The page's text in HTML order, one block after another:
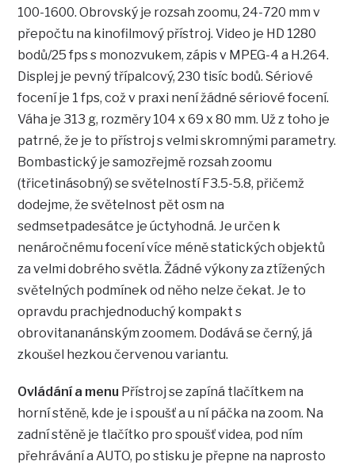
100-1600. Obrovský je rozsah zoomu, 24-720 mm v
přepočtu na kinofilmový přístroj. Video je HD 1280
bodů/25 fps s monozvukem, zápis v MPEG-4 a H.264.
Displej je pevný třípalcový, 230 tisíc bodů. Sériové
focení je 1 fps, což v praxi není žádné sériové focení.
Váha je 313 g, rozměry 104 x 69 x 80 mm. Už z toho je
patrné, že je to přístroj s velmi skromnými parametry.
Bombastický je samozřejmě rozsah zoomu
(třicetinásobný) se světelností F3.5-5.8, přičemž
dodejme, že světelnost pět osm na
sedmsetpadesátce je úctyhodná. Je určen k
nenáročnému focení více méně statických objektů
za velmi dobrého světla. Žádné výkony za ztížených
světelných podmínek od něho nelze čekat. Je to
opravdu prachjednoduchý kompakt s
obrovitananánským zoomem. Dodává se černý, já
zkoušel hezkou červenou variantu.
Ovládání a menu Přístroj se zapíná tlačítkem na
horní stěně, kde je i spoušť a u ní páčka na zoom. Na
zadní stěně je tlačítko pro spoušť videa, pod ním
přehrávání a AUTO, po stisku je přepne na naprosto